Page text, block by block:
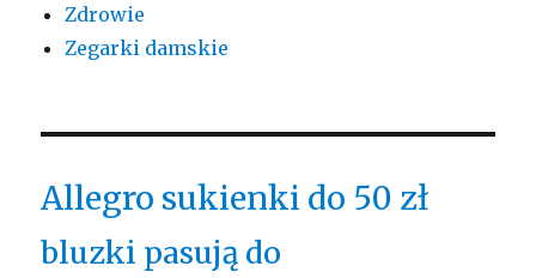
Zdrowie
Zegarki damskie
Allegro sukienki do 50 zł
bluzki pasują do